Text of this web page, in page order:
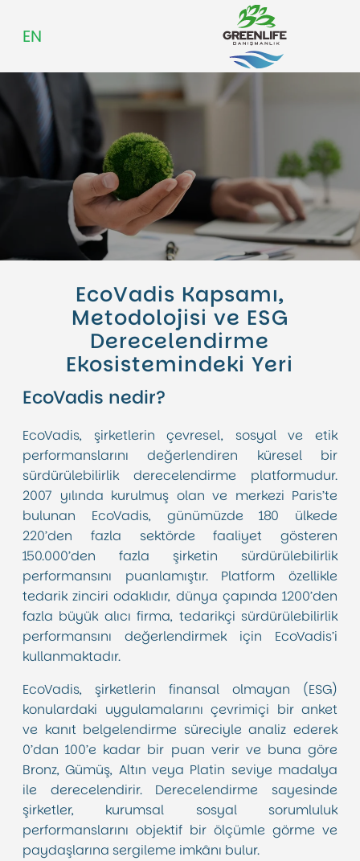
EN
Hakkımızda
Kariyer
Blog
EcoVadis Kapsamı,
Metodolojisi ve ESG
Derecelendirme
Ekosistemindeki Yeri
EcoVadis nedir?
EcoVadis, şirketlerin çevresel, sosyal ve etik
performanslarını değerlendiren küresel bir
sürdürülebilirlik derecelendirme platformudur.
2007 yılında kurulmuş olan ve merkezi Paris’te
bulunan EcoVadis, günümüzde 180 ülkede
220’den fazla sektörde faaliyet gösteren
150.000’den fazla şirketin sürdürülebilirlik
performansını puanlamıştır. Platform özellikle
tedarik zinciri odaklıdır, dünya çapında 1200’den
fazla büyük alıcı firma, tedarikçi sürdürülebilirlik
performansını değerlendirmek için EcoVadis’i
kullanmaktadır.
EcoVadis, şirketlerin finansal olmayan (ESG)
konulardaki uygulamalarını çevrimiçi bir anket
ve kanıt belgelendirme süreciyle analiz ederek
0’dan 100’e kadar bir puan verir ve buna göre
Bronz, Gümüş, Altın veya Platin seviye madalya
ile derecelendirir. Derecelendirme sayesinde
şirketler, kurumsal sosyal sorumluluk
performanslarını objektif bir ölçümle görme ve
paydaşlarına sergileme imkânı bulur.